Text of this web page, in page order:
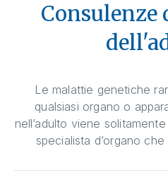
Consulenze
Le malattie genetiche
qualsiasi organo o
nell’adulto viene
specialista d’organo